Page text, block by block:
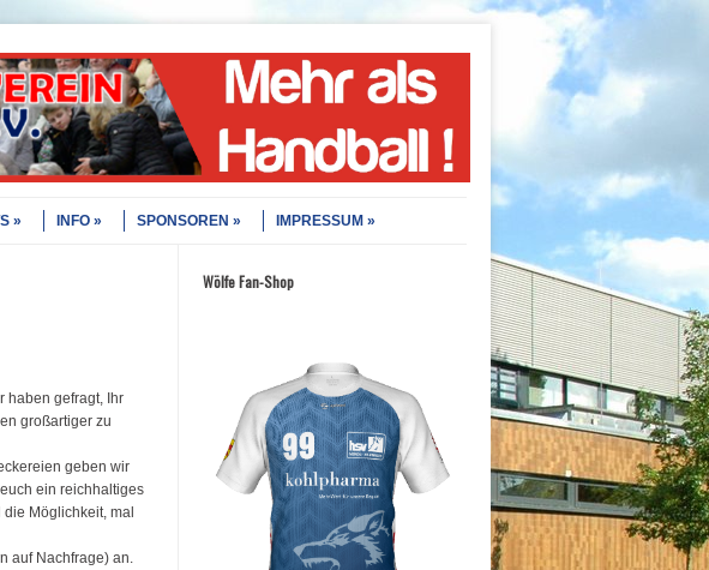
INFO SPONSOREN IMPRESSUM
haben gefragt, Ihr
großartiger zu
geben wir
ein reichhaltiges
Möglichkeit, mal
auf Nachfrage) an.
Wölfe Fan-Shop